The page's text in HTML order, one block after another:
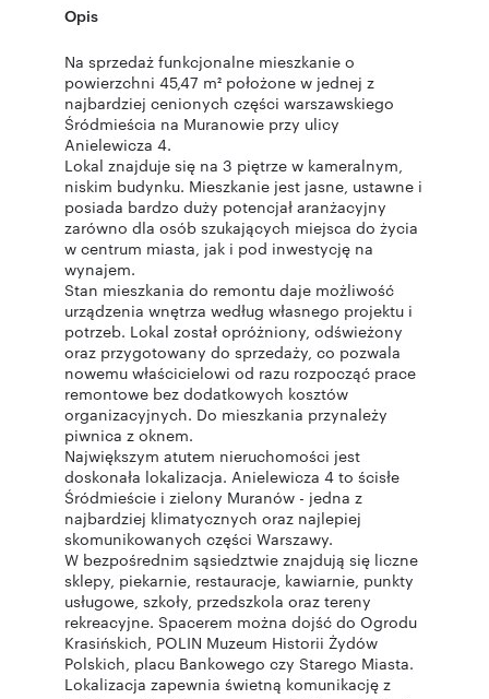
Opis
Na sprzedaż funkcjonalne mieszkanie o
powierzchni 45,47 m² położone w jednej z
najbardziej cenionych części warszawskiego
Śródmieścia na Muranowie przy ulicy
Anielewicza 4.
Lokal znajduje się na 3 piętrze w kameralnym,
niskim budynku. Mieszkanie jest jasne, ustawne i
posiada bardzo duży potencjał aranżacyjny
zarówno dla osób szukających miejsca do życia
w centrum miasta, jak i pod inwestycję na
wynajem.
Stan mieszkania do remontu daje możliwość
urządzenia wnętrza według własnego projektu i
potrzeb. Lokal został opróżniony, odświeżony
oraz przygotowany do sprzedaży, co pozwala
nowemu właścicielowi od razu rozpocząć prace
remontowe bez dodatkowych kosztów
organizacyjnych. Do mieszkania przynależy
piwnica z oknem.
Największym atutem nieruchomości jest
doskonała lokalizacja. Anielewicza 4 to ścisłe
Śródmieście i zielony Muranów - jedna z
najbardziej klimatycznych oraz najlepiej
skomunikowanych części Warszawy.
W bezpośrednim sąsiedztwie znajdują się liczne
sklepy, piekarnie, restauracje, kawiarnie, punkty
usługowe, szkoły, przedszkola oraz tereny
rekreacyjne. Spacerem można dojść do Ogrodu
Krasińskich, POLIN Muzeum Historii Żydów
Polskich, placu Bankowego czy Starego Miasta.
Lokalizacja zapewnia świetną komunikację z